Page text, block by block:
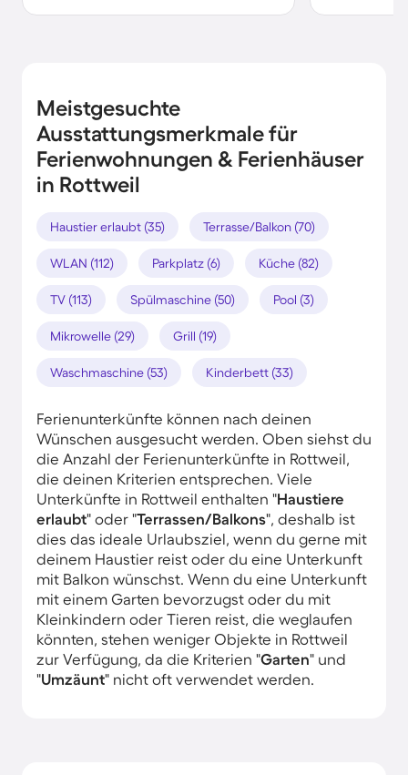
Meistgesuchte
Ausstattungsmerkmale für
Ferienwohnungen & Ferienhäuser
in Rottweil
Haustier erlaubt (35) Terrasse/Balkon (70)
WLAN (112) Parkplatz (6) Küche (82)
TV (113) Spülmaschine (50) Pool (3)
Mikrowelle (29) Grill (19)
Waschmaschine (53) Kinderbett (33)
Ferienunterkünfte können nach deinen
Wünschen ausgesucht werden. Oben siehst du
die Anzahl der Ferienunterkünfte in Rottweil,
die deinen Kriterien entsprechen. Viele
Unterkünfte in Rottweil enthalten "Haustiere
erlaubt" oder "Terrassen/Balkons", deshalb ist
dies das ideale Urlaubsziel, wenn du gerne mit
deinem Haustier reist oder du eine Unterkunft
mit Balkon wünschst. Wenn du eine Unterkunft
mit einem Garten bevorzugst oder du mit
Kleinkindern oder Tieren reist, die weglaufen
könnten, stehen weniger Objekte in Rottweil
zur Verfügung, da die Kriterien "Garten" und
"Umzäunt" nicht oft verwendet werden.